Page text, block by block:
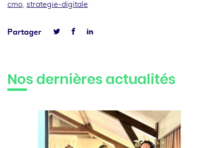
cmo strategie-digitale
Partager
FacebookLinkedin
Nos dernières actualités